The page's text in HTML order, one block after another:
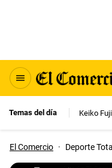
Temas del día Keiko
El Comercio · Deporte Total